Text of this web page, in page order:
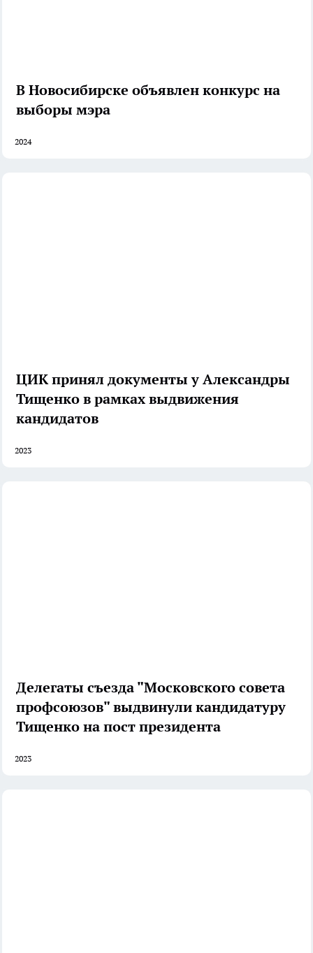
В Новосибирске объявлен конкурс на
выборы мэра
2024
ЦИК принял документы у Александры
Тищенко в рамках выдвижения
кандидатов
2023
Делегаты съезда "Московского совета
профсоюзов" выдвинули кандидатуру
Тищенко на пост президента
2023